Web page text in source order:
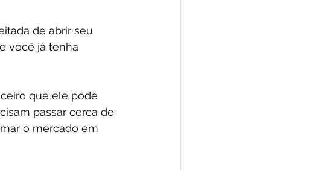
de abrir seu
você já tenha
que ele pode
passar cerca de
o mercado em